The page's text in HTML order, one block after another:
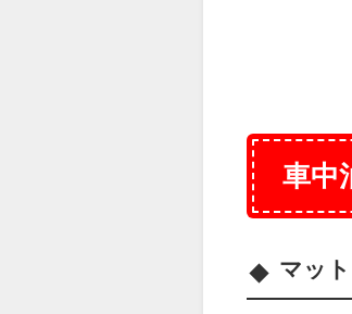
車中
マット